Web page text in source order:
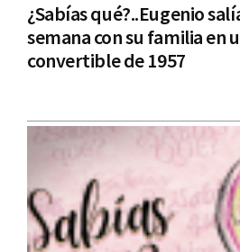
​¿Sabías qué?..Eugenio
semana con su familia en
convertible de 1957